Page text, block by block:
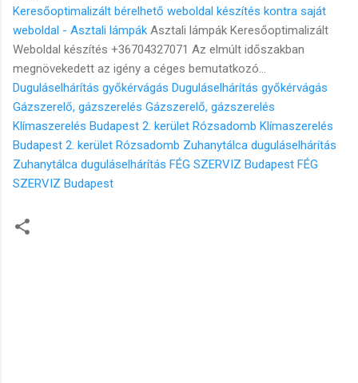
Keresőoptimalizált bérelhető weboldal készítés kontra saját
weboldal - Asztali lámpák Asztali lámpák Keresőoptimalizált
Weboldal készítés +36704327071 Az elmúlt időszakban
megnövekedett az igény a céges bemutatkozó...
Duguláselhárítás győkérvágás Duguláselhárítás győkérvágás
Gázszerelő, gázszerelés Gázszerelő, gázszerelés
Klímaszerelés Budapest 2. kerület Rózsadomb Klímaszerelés
Budapest 2. kerület Rózsadomb Zuhanytálca duguláselhárítás
Zuhanytálca duguláselhárítás FÉG SZERVIZ Budapest FÉG
SZERVIZ Budapest